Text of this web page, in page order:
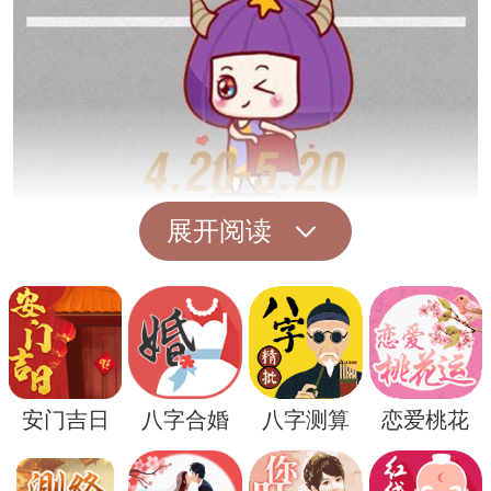
其次，壁虎的行为也常被人们观察和解读。
比如，壁虎通常在夜间活动，它们的出现可
能会吸引人们的注意力。有些人相信，壁虎
的活动模式可以预示天气的变化，尤其是在
农村地区，人们会根据壁虎的出没来推测未
展开阅读
安门吉日 八字合婚 八字测算 恋爱桃花